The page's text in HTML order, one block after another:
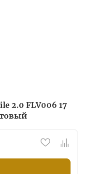
2.0 FLV006 17